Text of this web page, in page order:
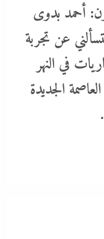
أحمد بدوى
عن تجربة
في النهر
الجديدة
بين نقابتى